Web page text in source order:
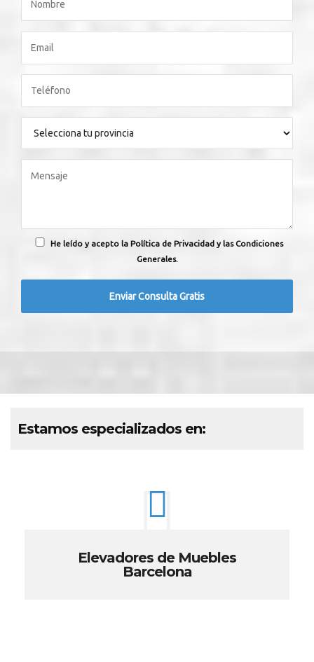
He leído y acepto la Política de Privacidad y las Condiciones
Generales.
Estamos especializados en:
Elevadores de Muebles
Barcelona